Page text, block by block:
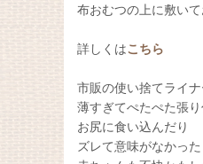
布おむつの上に敷い
詳しくはこちら
市販の使い捨てライナ
薄すぎてぺたぺた張り
お尻に食い込んだり
ズレて意味がなかっ